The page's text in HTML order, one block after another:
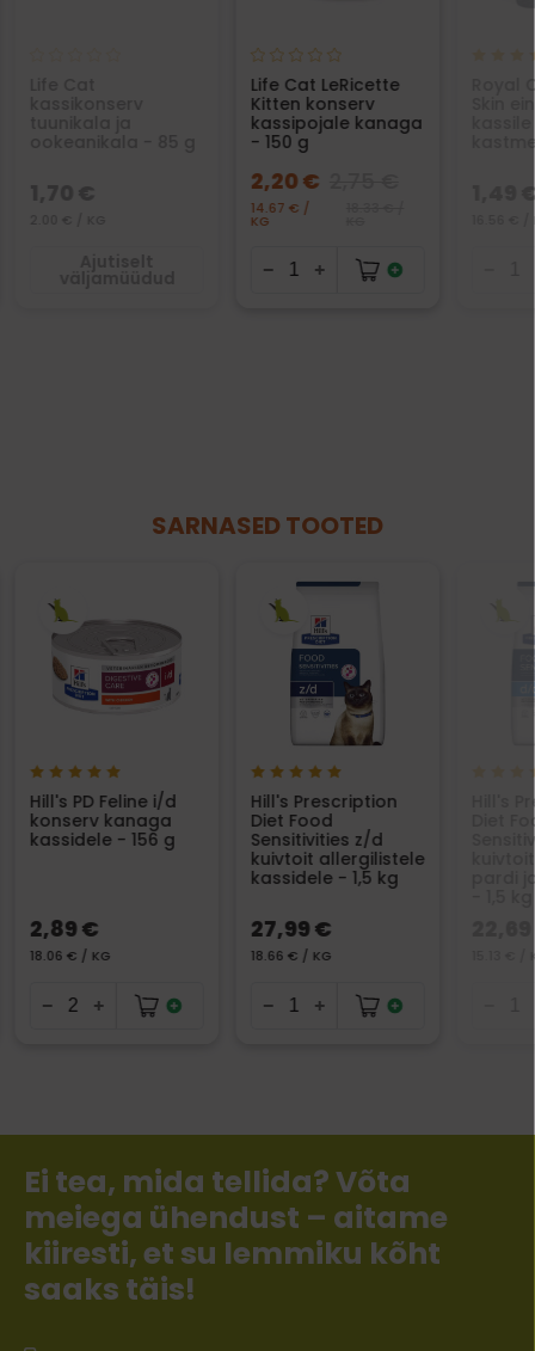
Life Cat LeRicette
Kitten konserv
kassipojale kanaga
- 150 g
2,20 €
14.67 € /
KG
Royal
1,49
SARNASED TOOTED
Hill's PD Feline i/d
konserv kanaga
kassidele - 156 g
2,89 €
18.06 € / KG
Hill's Prescription
Diet Food
Sensitivities z/d
kuivtoit allergilistele
kassidele - 1,5 kg
27,99 €
18.66 € / KG
Hill's
Diet
pardi
15.13 € /
Ei tea, mida tellida? Võta
meiega ühendust – aitame
kiiresti, et su lemmiku kõht
saaks täis!